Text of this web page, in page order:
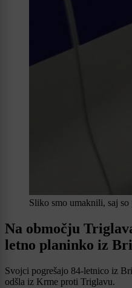
Sliko smo umaknili, saj so
Na območju
letno planinko iz
Svojci pogrešajo 84-letnico iz
odšla iz Krme proti Triglavu.